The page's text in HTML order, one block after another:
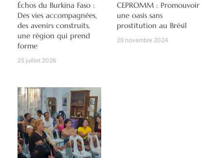
Échos du Burkina Faso :
Des vies accompagnées,
des avenirs construits,
une région qui prend
forme
25 juillet 2026
CEPROMM : Promouvoir
une oasis sans
prostitution au Brésil
29 novembre 2024